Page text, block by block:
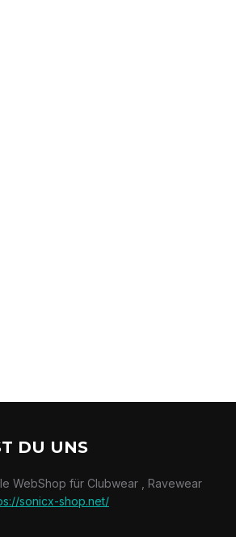
DU UNS
WebShop für Clubwear , Ravewear
sonicx-shop.net/